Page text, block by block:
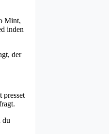
Mint,
inden
der
presset
du